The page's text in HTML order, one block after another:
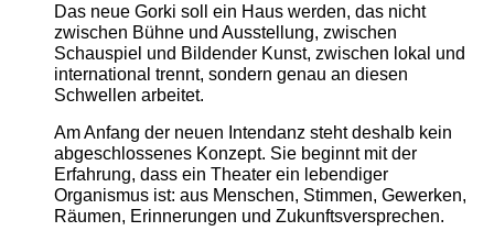
Das neue Gorki soll ein Haus werden, das nicht
zwischen Bühne und Ausstellung, zwischen
Schauspiel und Bildender Kunst, zwischen lokal und
international trennt, sondern genau an diesen
Schwellen arbeitet.
Am Anfang der neuen Intendanz steht deshalb kein
abgeschlossenes Konzept. Sie beginnt mit der
Erfahrung, dass ein Theater ein lebendiger
Organismus ist: aus Menschen, Stimmen, Gewerken,
Räumen, Erinnerungen und Zukunftsversprechen.